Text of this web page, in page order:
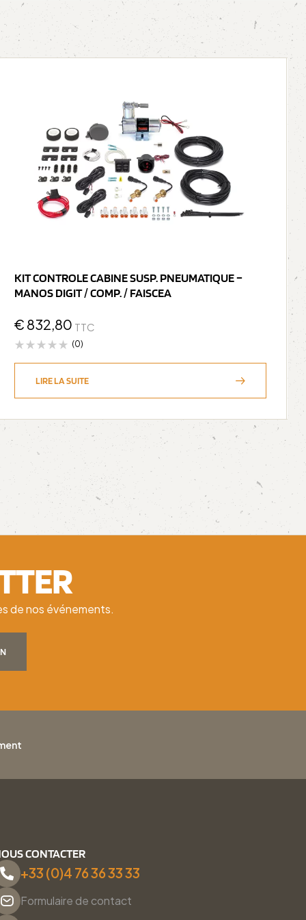
KIT CONTROLE CABINE SUSP. PNEUMATIQUE –
MANOS DIGIT / COMP. / FAISCEA
€ 832,80 TTC
(0)
LIRE LA SUITE
de nos événements.
CONTACTER
+33 (0)4 76 36 33 33
Formulaire de contact